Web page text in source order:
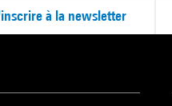
à la newsletter